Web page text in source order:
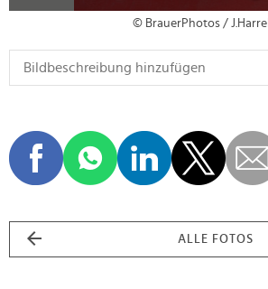
© BrauerPhotos / J.Harrell
ALLE FOTOS